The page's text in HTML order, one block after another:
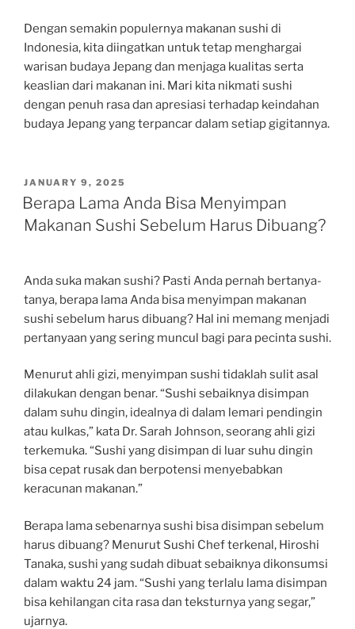
Dengan semakin populernya makanan sushi di
Indonesia, kita diingatkan untuk tetap menghargai
warisan budaya Jepang dan menjaga kualitas serta
keaslian dari makanan ini. Mari kita nikmati sushi
dengan penuh rasa dan apresiasi terhadap keindahan
budaya Jepang yang terpancar dalam setiap gigitannya.
POSTED
ON
JANUARY 9, 2025
Berapa Lama Anda Bisa Menyimpan
Makanan Sushi Sebelum Harus Dibuang?
Anda suka makan sushi? Pasti Anda pernah bertanya-
tanya, berapa lama Anda bisa menyimpan makanan
sushi sebelum harus dibuang? Hal ini memang menjadi
pertanyaan yang sering muncul bagi para pecinta sushi.
Menurut ahli gizi, menyimpan sushi tidaklah sulit asal
dilakukan dengan benar. “Sushi sebaiknya disimpan
dalam suhu dingin, idealnya di dalam lemari pendingin
atau kulkas,” kata Dr. Sarah Johnson, seorang ahli gizi
terkemuka. “Sushi yang disimpan di luar suhu dingin
bisa cepat rusak dan berpotensi menyebabkan
keracunan makanan.”
Berapa lama sebenarnya sushi bisa disimpan sebelum
harus dibuang? Menurut Sushi Chef terkenal, Hiroshi
Tanaka, sushi yang sudah dibuat sebaiknya dikonsumsi
dalam waktu 24 jam. “Sushi yang terlalu lama disimpan
bisa kehilangan cita rasa dan teksturnya yang segar,”
ujarnya.